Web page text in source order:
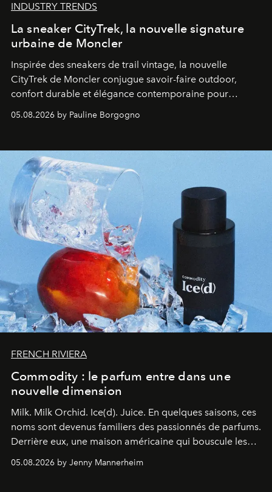
INDUSTRY TRENDS
La sneaker CityTrek, la nouvelle signature
urbaine de Moncler
Inspirée des sneakers de trail vintage, la nouvelle
CityTrek de Moncler conjugue savoir-faire outdoor,
confort durable et élégance contemporaine pour
accompagner les explorations du quotidien.
05.08.2026 by Pauline Borgogno
FRENCH RIVIERA
Commodity : le parfum entre dans une
nouvelle dimension
Milk. Milk Orchid. Ice(d). Juice. En quelques saisons, ces
noms sont devenus familiers des passionnés de parfums.
Derrière eux, une maison américaine qui bouscule les
codes de la parfumerie contemporaine en proposant
une approche aussi intuitive que personnelle :
05.08.2026 by Jenny Mannerheim